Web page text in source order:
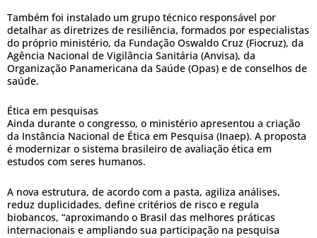
Também foi instalado um grupo técnico responsável por
detalhar as diretrizes de resiliência, formados por especialistas
do próprio ministério, da Fundação Oswaldo Cruz (Fiocruz), da
Agência Nacional de Vigilância Sanitária (Anvisa), da
Organização Panamericana da Saúde (Opas) e de conselhos de
saúde.
Ética em pesquisas
Ainda durante o congresso, o ministério apresentou a criação
da Instância Nacional de Ética em Pesquisa (Inaep). A proposta
é modernizar o sistema brasileiro de avaliação ética em
estudos com seres humanos.
A nova estrutura, de acordo com a pasta, agiliza análises,
reduz duplicidades, define critérios de risco e regula
biobancos, “aproximando o Brasil das melhores práticas
internacionais e ampliando sua participação na pesquisa